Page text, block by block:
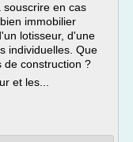
en cas
immobilier
lotisseur, d'une
individuelles. Que
de construction ?
et les...